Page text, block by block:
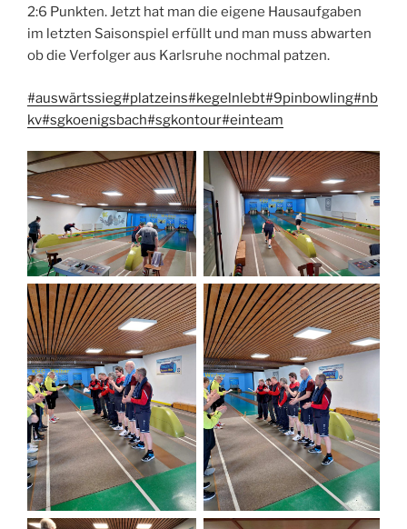
2:6 Punkten. Jetzt hat man die eigene Hausaufgaben
im letzten Saisonspiel erfüllt und man muss abwarten
ob die Verfolger aus Karlsruhe nochmal patzen.
#auswärtssieg#platzeins#kegelnlebt#9pinbowling#nb
kv#sgkoenigsbach#sgkontour#einteam